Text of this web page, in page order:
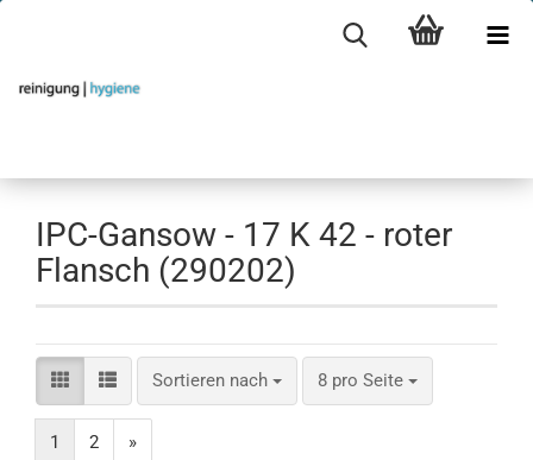
IPC-Gansow - 17 K 42 - roter
Flansch (290202)
Sortieren nach
Sortieren nach 8 pro Seite
pro Seite
1 2 »